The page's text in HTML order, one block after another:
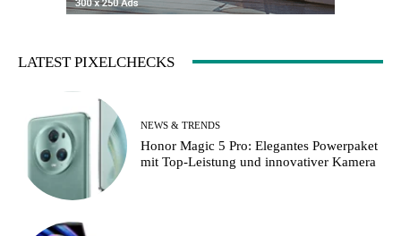
LATEST PIXELCHECKS
NEWS & TRENDS
Honor Magic 5 Pro: Elegantes Powerpaket
mit Top-Leistung und innovativer Kamera